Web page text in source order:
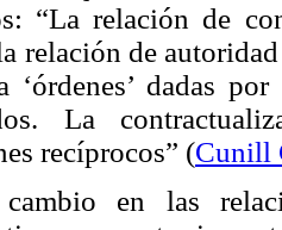
“La relación de
relación de
‘órdenes’ dadas
La
recíprocos” (Cunill
cambio en las